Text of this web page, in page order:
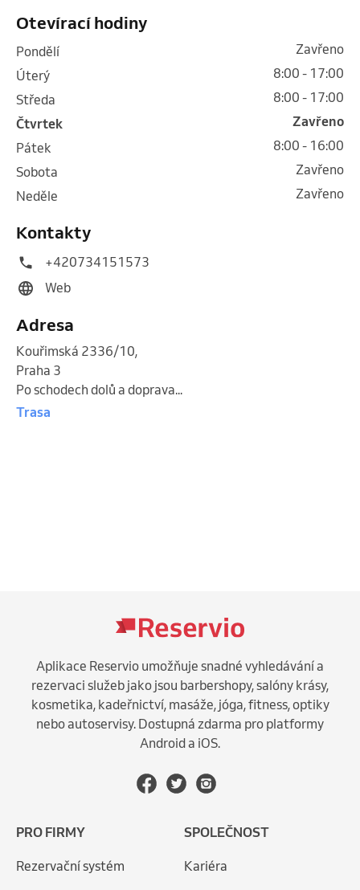
Otevírací hodiny
pondělí
Zavřeno
úterý
8:00 - 17:00
středa
8:00 - 17:00
čtvrtek
Zavřeno
pátek
8:00 - 16:00
sobota
Zavřeno
neděle
Zavřeno
Kontakty
+420734151573
Web
Adresa
Kouřimská 2336/10,
Praha 3
Po schodech dolů a doprava...
Trasa
Aplikace Reservio umožňuje snadné vyhledávání a
rezervaci služeb jako jsou barbershopy, salóny krásy,
kosmetika, kadeřnictví, masáže, jóga, fitness, optiky
nebo autoservisy. Dostupná zdarma pro platformy
Android a iOS.
PRO FIRMY
Rezervační systém
SPOLEČNOST
Kariéra